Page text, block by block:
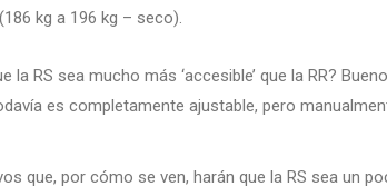
kg a 196 kg – seco).
RS sea mucho más ‘accesible’ que la RR?
es completamente ajustable, pero
que, por cómo se ven, harán que la RS sea un